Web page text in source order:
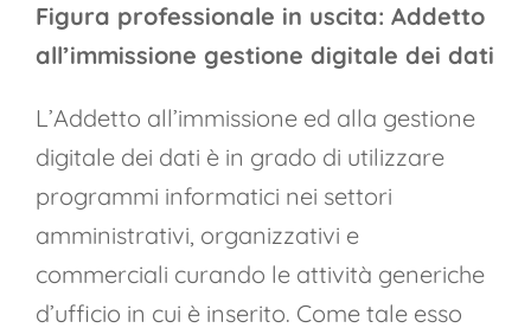
Figura professionale in uscita: Addetto
all’immissione gestione digitale dei dati
L’Addetto all’immissione ed alla gestione
digitale dei dati è in grado di utilizzare
programmi informatici nei settori
amministrativi, organizzativi e
commerciali curando le attività generiche
d’ufficio in cui è inserito. Come tale esso